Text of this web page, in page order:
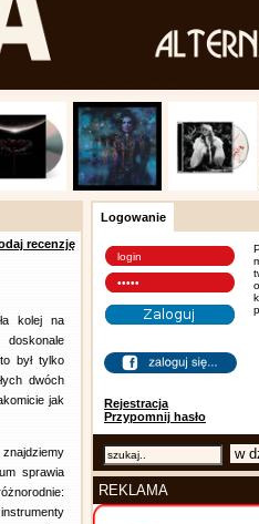
recenzję
kolej na
był tylko
dwóch
jak
znajdziemy
sprawia
Logowanie
Rejestracja
Przypomnij hasło
REKLAMA